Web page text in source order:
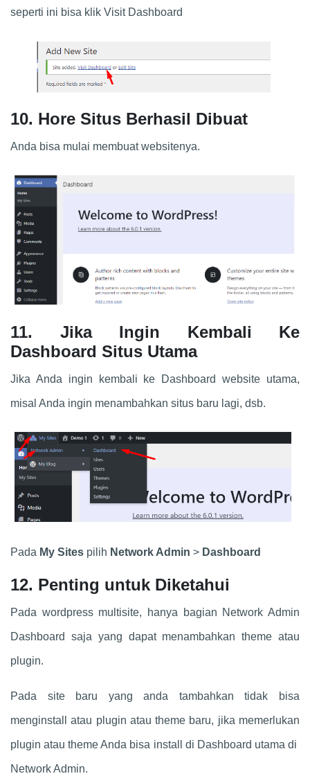
seperti ini bisa klik Visit Dashboard
10. Hore Situs Berhasil Dibuat
Anda bisa mulai membuat websitenya.
11. Jika Ingin Kembali Ke
Dashboard Situs Utama
Jika Anda ingin kembali ke Dashboard website utama,
misal Anda ingin menambahkan situs baru lagi, dsb.
Pada My Sites pilih Network Admin > Dashboard
12. Penting untuk Diketahui
Pada wordpress multisite, hanya bagian Network Admin
Dashboard saja yang dapat menambahkan theme atau
plugin.
Pada site baru yang anda tambahkan tidak bisa
menginstall atau plugin atau theme baru, jika memerlukan
plugin atau theme Anda bisa install di Dashboard utama di
Network Admin.